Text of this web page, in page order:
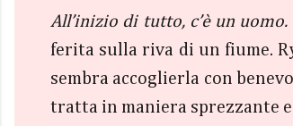
All’inizio di tutto, c’è un uomo.
ferita sulla riva di un fiume.
sembra accoglierla con
tratta in maniera sprezzante